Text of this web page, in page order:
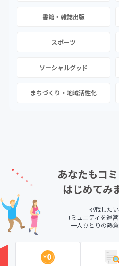
書籍・雑誌出版
スポーツ
ソーシャルグッド
まちづくり・地域活性化
あなたもコ
はじめてみ
挑戦した
コミュニティを運営
一人ひとりの熱